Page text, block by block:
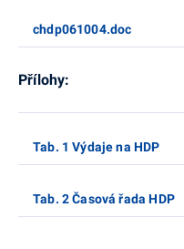
chdp061004.doc
Přílohy:
Tab. 1 Výdaje na HDP
Tab. 2 Časová řada HDP